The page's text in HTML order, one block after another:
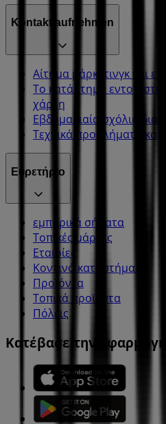
Kontakt aufnehmen
Αίτημα μάρκετινγκ και
Το κατάστημα
χάρτη
Εβδομαδιαία σχόλια
Τεχνικά προβλήματα
Ευρετήριο
εμπορικά σήματα
Τοπικές μάρκες
Εταιρίες
Κοντινά καταστήματα
Προϊόντα
Τοπικά προϊόντα
Πόλεις
Κατέβασε την